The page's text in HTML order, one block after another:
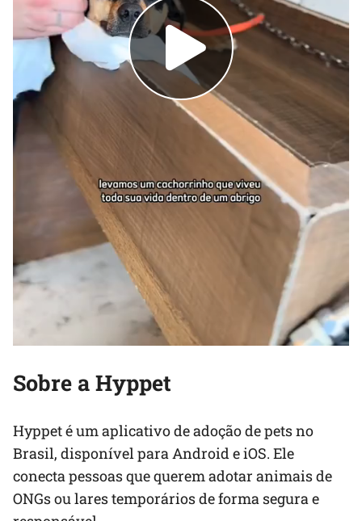
Sobre a Hyppet
Hyppet é um aplicativo de adoção de pets no
Brasil, disponível para Android e iOS. Ele
conecta pessoas que querem adotar animais de
ONGs ou lares temporários de forma segura e